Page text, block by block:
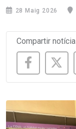
28 Maig 2026
Compartir notícia